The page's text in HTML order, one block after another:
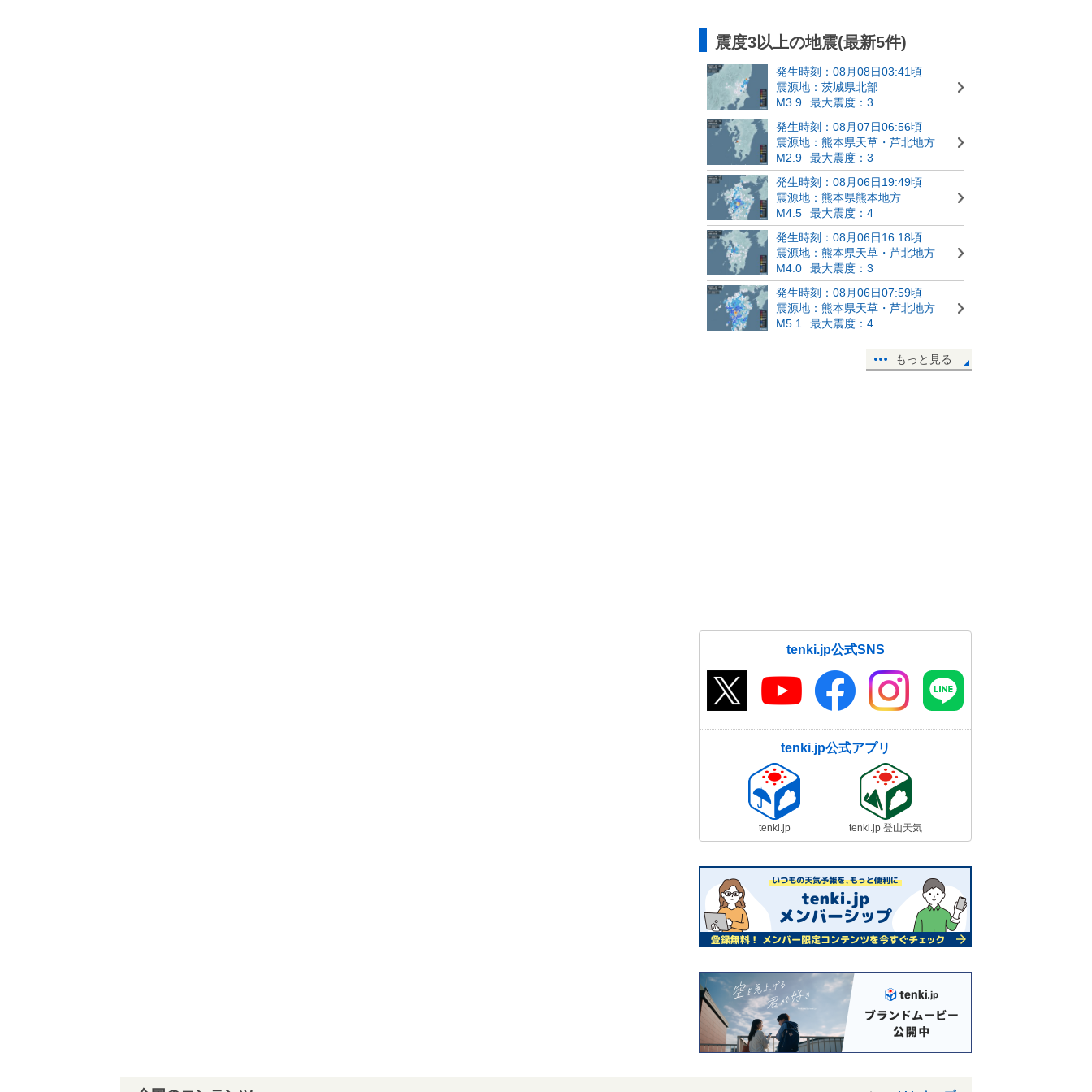
震度3以上の地震(最新5件)
発生時刻：08月08日03:41頃
震源地：茨城県北部
M3.9
最大震度：3
発生時刻：08月07日06:56頃
震源地：熊本県天草・芦北地方
M2.9
最大震度：3
発生時刻：08月06日19:49頃
震源地：熊本県熊本地方
M4.5
最大震度：4
発生時刻：08月06日16:18頃
震源地：熊本県天草・芦北地方
M4.0
最大震度：3
発生時刻：08月06日07:59頃
震源地：熊本県天草・芦北地方
M5.1
最大震度：4
もっと見る
tenki.jp公式SNS
tenki.jp公式アプリ
tenki.jp tenki.jp 登山天気